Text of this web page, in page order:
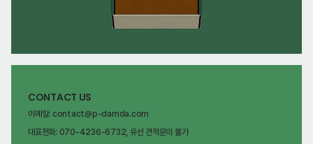
CONTACT US
이메일: contact@p-damda.com
대표전화: 070-4236-6732, 유선 견적문의 불가